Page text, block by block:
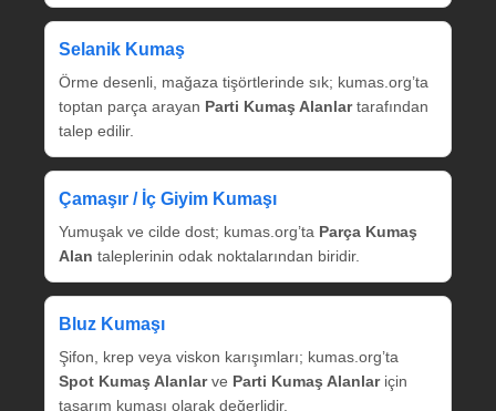
Selanik Kumaş
Örme desenli, mağaza tişörtlerinde sık; kumas.org’ta
toptan parça arayan Parti Kumaş Alanlartarafından
talep edilir.
Çamaşır / İç Giyim Kumaşı
Yumuşak ve cilde dost; kumas.org’ta Parça Kumaş
Alan taleplerinin odak noktalarından biridir.
Bluz Kumaşı
Şifon, krep veya viskon karışımları; kumas.org’ta
Spot Kumaş Alanlarve Parti Kumaş Alanlariçin
tasarım kumaşı olarak değerlidir.